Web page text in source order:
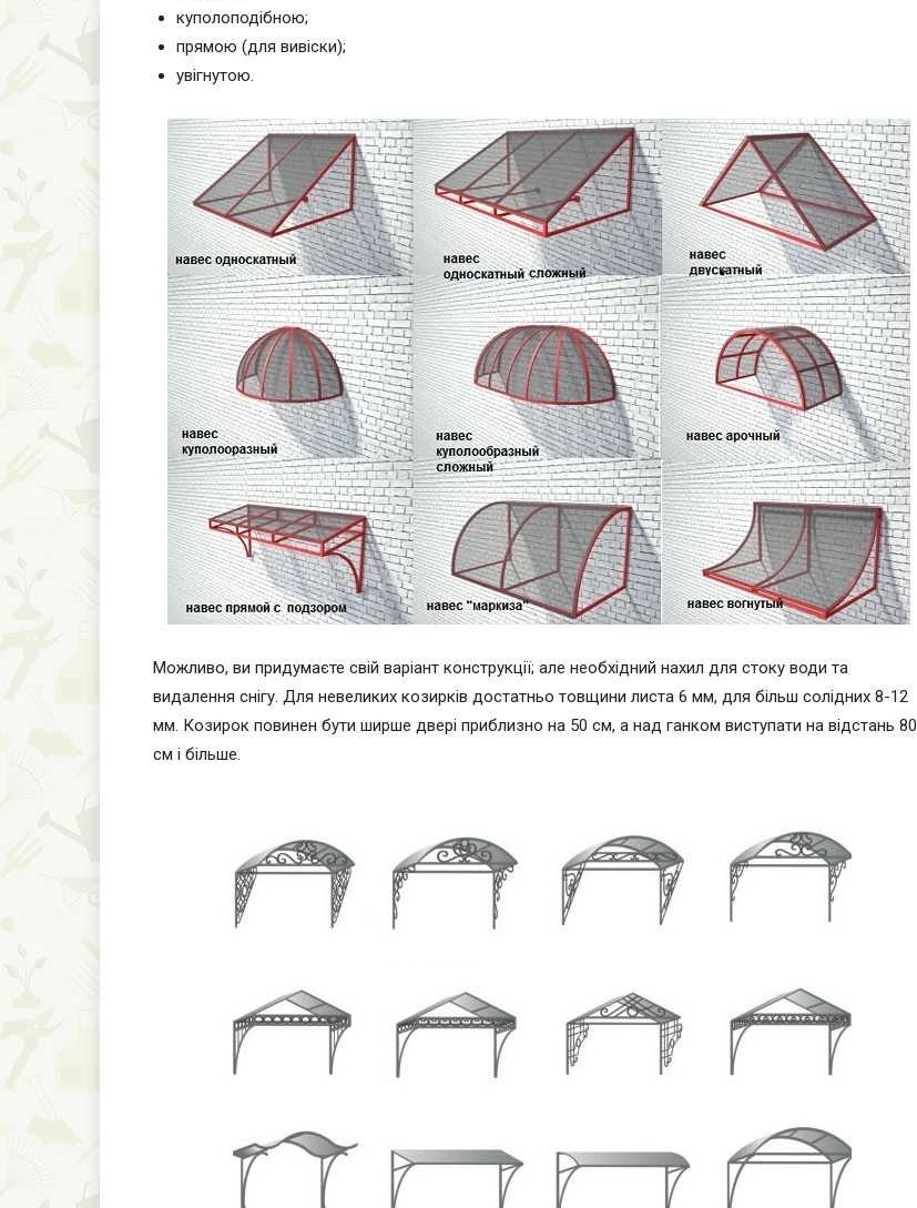
куполоподібною;
прямою (для вивіски);
увігнутою.
Можливо, ви придумаєте свій варіант конструкції; але необхідний нахил для стоку води та
видалення снігу. Для невеликих козирків достатньо товщини листа 6 мм, для більш солідних 8-12
мм. Козирок повинен бути ширше двері приблизно на 50 см, а над ганком виступати на відстань 80
см і більше.